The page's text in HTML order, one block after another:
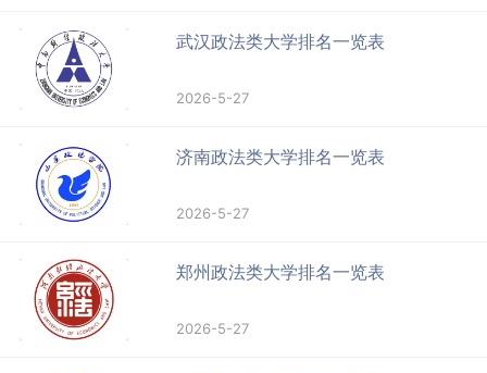
武汉政法类大学排名一览表
2026-5-27
济南政法类大学排名一览表
2026-5-27
郑州政法类大学排名一览表
2026-5-27